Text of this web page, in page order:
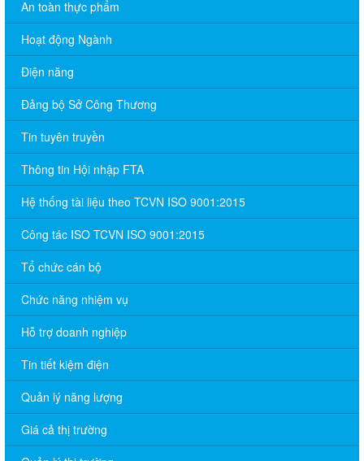
An toàn thực phẩm
Hoạt động Ngành
Điện năng
Đảng bộ Sở Công Thương
Tin tuyên truyền
Thông tin Hội nhập FTA
Hệ thống tài liệu theo TCVN ISO 9001:2015
Công tác ISO TCVN ISO 9001:2015
Tổ chức cán bộ
Chức năng nhiệm vụ
Hỗ trợ doanh nghiệp
Tin tiết kiệm điện
Quản lý năng lượng
Giá cả thị trường